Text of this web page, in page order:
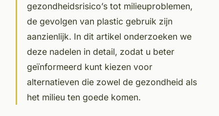
gezondheidsrisico’s tot milieuproblemen,
de gevolgen van plastic gebruik zijn
aanzienlijk. In dit artikel onderzoeken we
deze nadelen in detail, zodat u beter
geïnformeerd kunt kiezen voor
alternatieven die zowel de gezondheid als
het milieu ten goede komen.